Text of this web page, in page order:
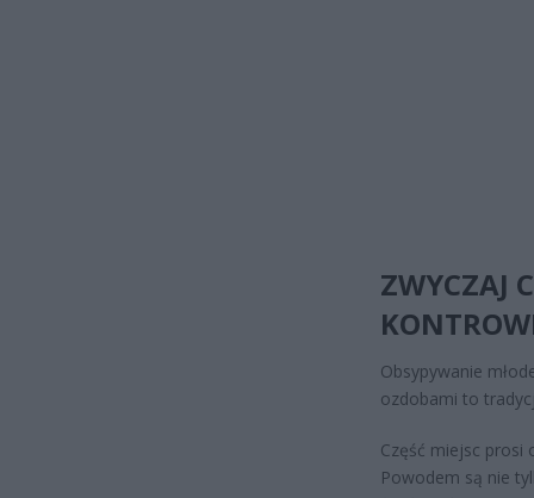
ZWYCZAJ
Obsypywanie
ozdobami to
Część miejsc prosi
Powodem są nie